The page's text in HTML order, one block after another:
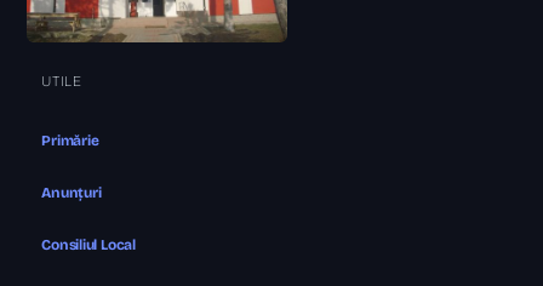
UTILE
Primărie
Anunțuri
Consiliul Local